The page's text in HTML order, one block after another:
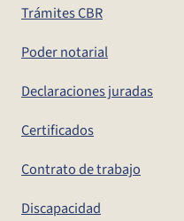
Trámites CBR
Poder notarial
Declaraciones juradas
Certificados
Contrato de trabajo
Discapacidad